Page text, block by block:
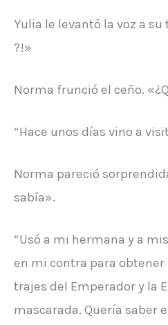
Yulia le levantó la voz a su
?!»
Norma frunció el ceño.
“Hace unos días vino a
Norma pareció
sabía».
“Usó a mi hermana y a
en mi contra para
trajes del Emperador y la
mascarada. Quería saber